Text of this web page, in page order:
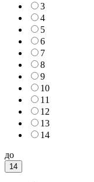
3
4
5
6
7
8
9
10
11
12
13
14
до
14